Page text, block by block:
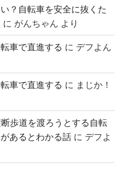
？自転車を安全に抜くた
に がんちゃん より
車で直進する に デフよん
車で直進する に まじか！
歩道を渡ろうとする自転
あるとわかる話 に デフよ